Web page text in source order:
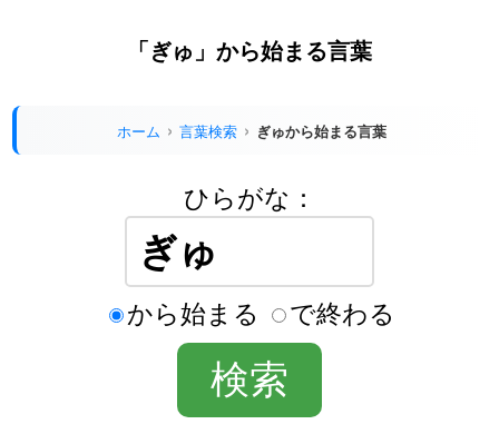
「ぎゅ」から始まる言葉
ホーム 言葉検索 ぎゅから始まる言葉
ひらがな：
から始まる で終わる